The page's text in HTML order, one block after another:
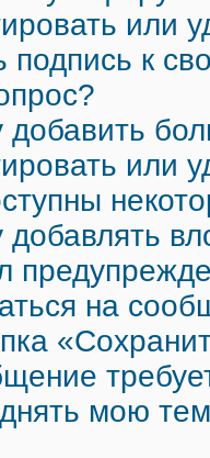
или
подпись к
или
на
мою